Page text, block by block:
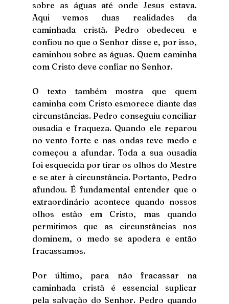
sobre as águas até onde Jesus estava.
Aqui vemos duas realidades da
caminhada cristã. Pedro obedeceu e
confiou no que o Senhor disse e, por isso,
caminhou sobre as águas. Quem caminha
com Cristo deve confiar no Senhor.
O texto também mostra que quem
caminha com Cristo esmorece diante das
circunstâncias. Pedro conseguiu conciliar
ousadia e fraqueza. Quando ele reparou
no vento forte e nas ondas teve medo e
começou a afundar. Toda a sua ousadia
foi esquecida por tirar os olhos do Mestre
e se ater à circunstância. Portanto, Pedro
afundou. É fundamental entender que o
extraordinário acontece quando nossos
olhos estão em Cristo, mas quando
permitimos que as circunstâncias nos
dominem, o medo se apodera e então
fracassamos.
Por último, para não fracassar na
caminhada cristã é essencial suplicar
pela salvação do Senhor. Pedro quando